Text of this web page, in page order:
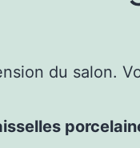
du salon.